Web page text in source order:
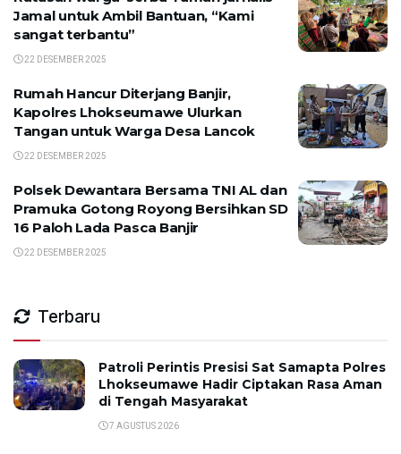
Jamal untuk Ambil Bantuan, “Kami
sangat terbantu”
22 DESEMBER 2025
Rumah Hancur Diterjang Banjir,
Kapolres Lhokseumawe Ulurkan
Tangan untuk Warga Desa Lancok
22 DESEMBER 2025
Polsek Dewantara Bersama TNI AL dan
Pramuka Gotong Royong Bersihkan SD
16 Paloh Lada Pasca Banjir
22 DESEMBER 2025
Terbaru
Patroli Perintis Presisi Sat Samapta Polres
Lhokseumawe Hadir Ciptakan Rasa Aman
di Tengah Masyarakat
7 AGUSTUS 2026